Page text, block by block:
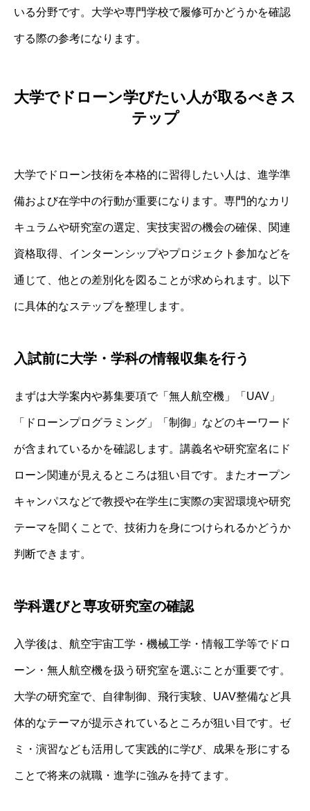
いる分野です。大学や専門学校で履修可かどうかを確認
する際の参考になります。
大学でドローン学びたい人が取るべきス
テップ
大学でドローン技術を本格的に習得したい人は、進学準
備および在学中の行動が重要になります。専門的なカリ
キュラムや研究室の選定、実技実習の機会の確保、関連
資格取得、インターンシップやプロジェクト参加などを
通じて、他との差別化を図ることが求められます。以下
に具体的なステップを整理します。
入試前に大学・学科の情報収集を行う
まずは大学案内や募集要項で「無人航空機」「UAV」
「ドローンプログラミング」「制御」などのキーワード
が含まれているかを確認します。講義名や研究室名にド
ローン関連が見えるところは狙い目です。またオープン
キャンパスなどで教授や在学生に実際の実習環境や研究
テーマを聞くことで、技術力を身につけられるかどうか
判断できます。
学科選びと専攻研究室の確認
入学後は、航空宇宙工学・機械工学・情報工学等でドロ
ーン・無人航空機を扱う研究室を選ぶことが重要です。
大学の研究室で、自律制御、飛行実験、UAV整備など具
体的なテーマが提示されているところが狙い目です。ゼ
ミ・演習なども活用して実践的に学び、成果を形にする
ことで将来の就職・進学に強みを持てます。